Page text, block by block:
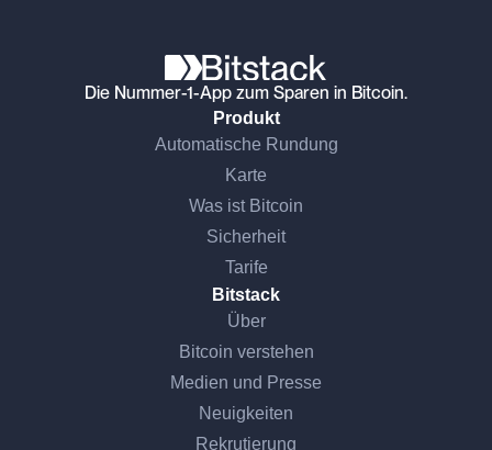
Die Nummer-1-App zum Sparen in Bitcoin.
Produkt
Automatische Rundung
Karte
Was ist Bitcoin
Sicherheit
Tarife
Bitstack
Über
Bitcoin verstehen
Medien und Presse
Neuigkeiten
Rekrutierung